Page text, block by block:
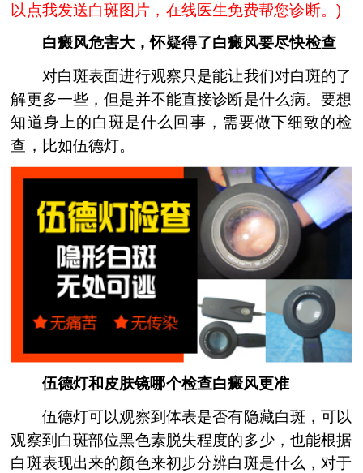
以点我发送白斑图片，在线医生免费帮您诊断。 )
白癜风危害大，怀疑得了白癜风要尽快检查
对白斑表面进行观察只是能让我们对白斑的了
解更多一些，但是并不能直接诊断是什么病。要想
知道身上的白斑是什么回事，需要做下细致的检
查，比如伍德灯。
伍德灯和皮肤镜哪个检查白癜风更准
伍德灯可以观察到体表是否有隐藏白斑，可以
观察到白斑部位黑色素脱失程度的多少，也能根据
白斑表现出来的颜色来初步分辨白斑是什么，对于